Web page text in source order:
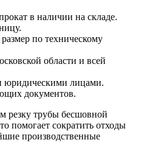
в наличии на складе.
по техническому
области и всей
юридическими лицами.
документов.
резку трубы бесшовной
помогает сократить отходы
производственные